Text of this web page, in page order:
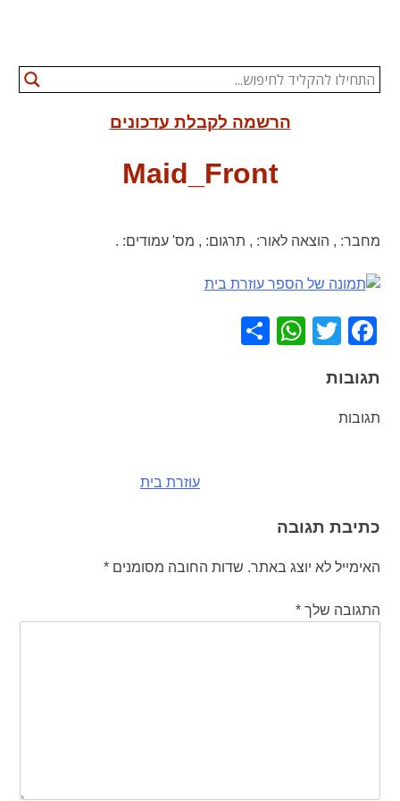
הרשמה לקבלת עדכונים
Maid_Front
מחבר: , הוצאה לאור: , תרגום: , מס' עמודים: .
Facebook
Twitter
WhatsApp
תגובות
תגובות
עוזרת בית
כתיבת תגובה
האימייל לא יוצג באתר. שדות החובה מסומנים*
התגובה שלך*